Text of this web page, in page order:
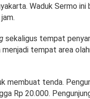
Waduk Sermo ini
sekaligus tempat
menjadi tempat area
membuat tenda.
Rp 20.000.